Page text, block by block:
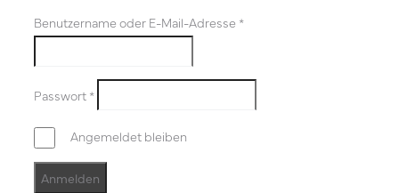
Benutzername oder E-Mail-Adresse *
Passwort *
Angemeldet bleiben
Anmelden